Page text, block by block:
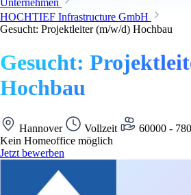
Unternehmen
HOCHTIEF Infrastructure GmbH
Gesucht: Projektleiter (m/w/d) Hochbau
Gesucht:
Hochbau
Hannover Vollzeit
60000 -
Kein Homeoffice möglich
Jetzt bewerben